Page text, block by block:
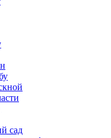
сад